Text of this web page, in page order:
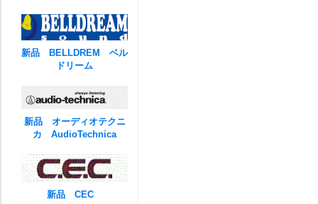
新品 BELLDREM ベル
ドリーム
新品 オーディオテクニ
カ AudioTechnica
新品 CEC